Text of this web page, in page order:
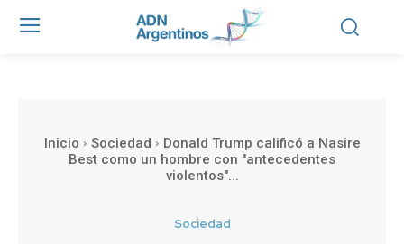
Inicio Sociedad
Donald Trump calificó a Nasire
Best como un hombre con "antecedentes
violentos"...
Sociedad